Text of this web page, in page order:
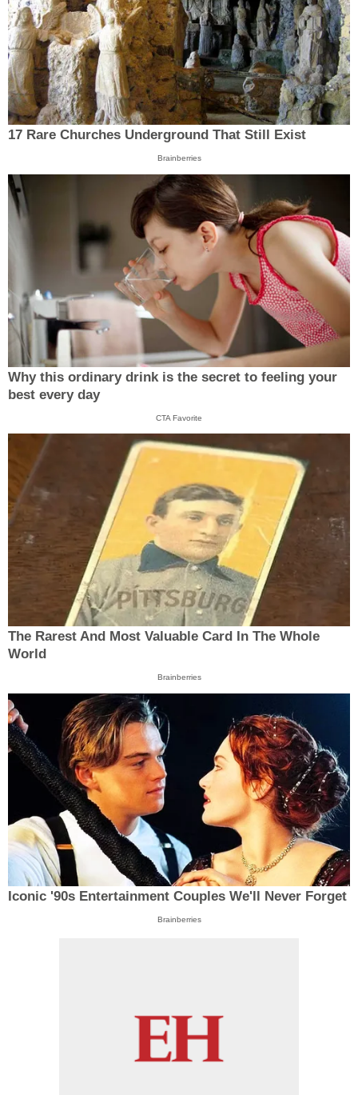
17 Rare Churches Underground That Still Exist
Brainberries
Why this ordinary drink is the secret to feeling your
best every day
CTA Favorite
The Rarest And Most Valuable Card In The Whole
World
Brainberries
Iconic '90s Entertainment Couples We'll Never Forget
Brainberries